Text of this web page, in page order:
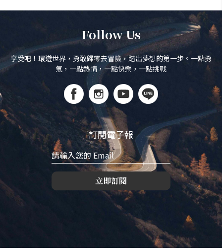
Follow Us
享受吧！環遊世界，勇敢歸零去冒險，踏出夢想的第一步。一點勇
氣，一點熱情，一點快樂，一點挑戰
訂閱電子報
立即訂閱